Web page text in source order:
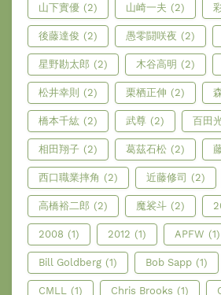
山下實優 (2) 山崎一夫 (2)
後藤達俊 (2) 愚零闘咲夜 (2)
星野勘太郎 (2) 木谷高明 (2)
松井幸則 (2) 栗栖正伸 (2)
橋本千紘 (2) 武尊 (2) 百田
相田翔子 (2) 葛茲石松 (2)
西口職業摔角 (2) 近藤修司 (2)
高橋裕二郎 (2) 魔裟斗 (2)
2008 (1) 2012 (1) APFW (1)
Bill Goldberg (1) Bob Sapp (1)
CMLL (1) Chris Brooks (1)